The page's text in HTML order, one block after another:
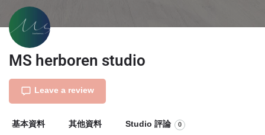
MS herboren studio
Leave a review
基本資料 其他資料 Studio 評論 0